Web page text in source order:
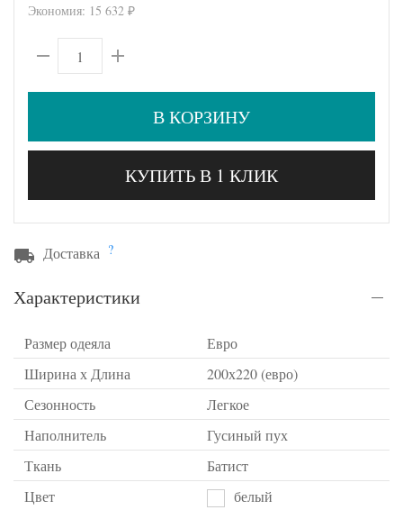
Экономия: 15 632 ₽
В КОРЗИНУ
КУПИТЬ В 1 КЛИК
Доставка ?
Характеристики
Размер одеяла
Евро
Ширина х Длина
200х220 (евро)
Сезонность
Легкое
Наполнитель
Гусиный пух
Ткань
Батист
Цвет
белый